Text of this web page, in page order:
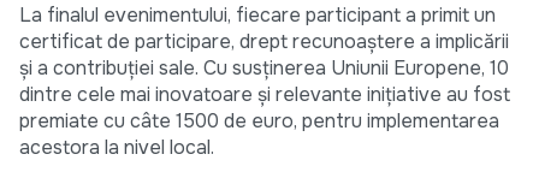
La finalul evenimentului, fiecare participant a primit un
certificat de participare, drept recunoaștere a implicării
și a contribuției sale. Cu susținerea Uniunii Europene, 10
dintre cele mai inovatoare și relevante inițiative au fost
premiate cu câte 1500 de euro, pentru implementarea
acestora la nivel local.